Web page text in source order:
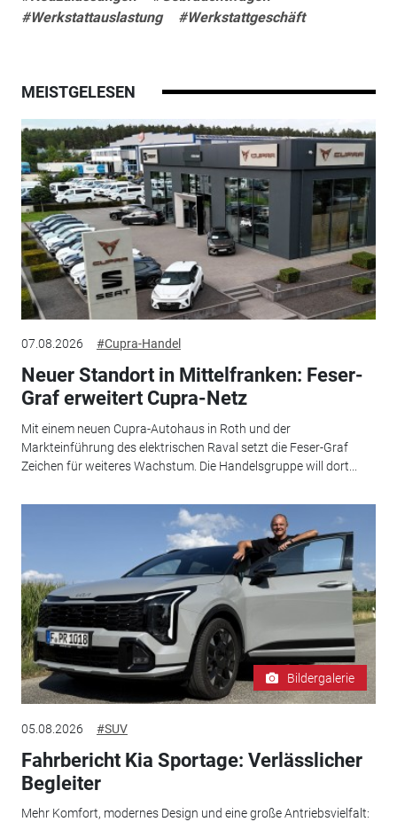
#Werkstattauslastung
#Werkstattgeschäft
MEISTGELESEN
07.08.2026 #Cupra-Handel
Neuer Standort in Mittelfranken: Feser-
Graf erweitert Cupra-Netz
Mit einem neuen Cupra-Autohaus in Roth und der
Markteinführung des elektrischen Raval setzt die Feser-Graf
Zeichen für weiteres Wachstum. Die Handelsgruppe will dort...
Bildergalerie
05.08.2026 #SUV
Fahrbericht Kia Sportage: Verlässlicher
Begleiter
Mehr Komfort, modernes Design und eine große Antriebsvielfalt: